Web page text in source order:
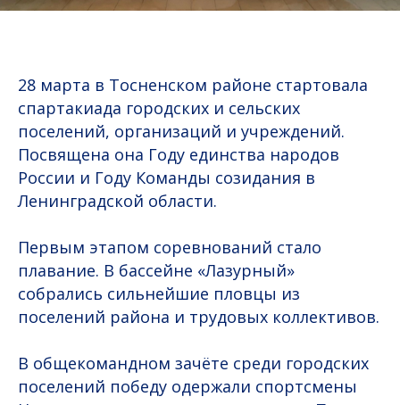
28 марта в Тосненском районе стартовала
спартакиада городских и сельских
поселений, организаций и учреждений.
Посвящена она Году единства народов
России и Году Команды созидания в
Ленинградской области.
Первым этапом соревнований стало
плавание. В бассейне «Лазурный»
собрались сильнейшие пловцы из
поселений района и трудовых коллективов.
В общекомандном зачёте среди городских
поселений победу одержали спортсмены